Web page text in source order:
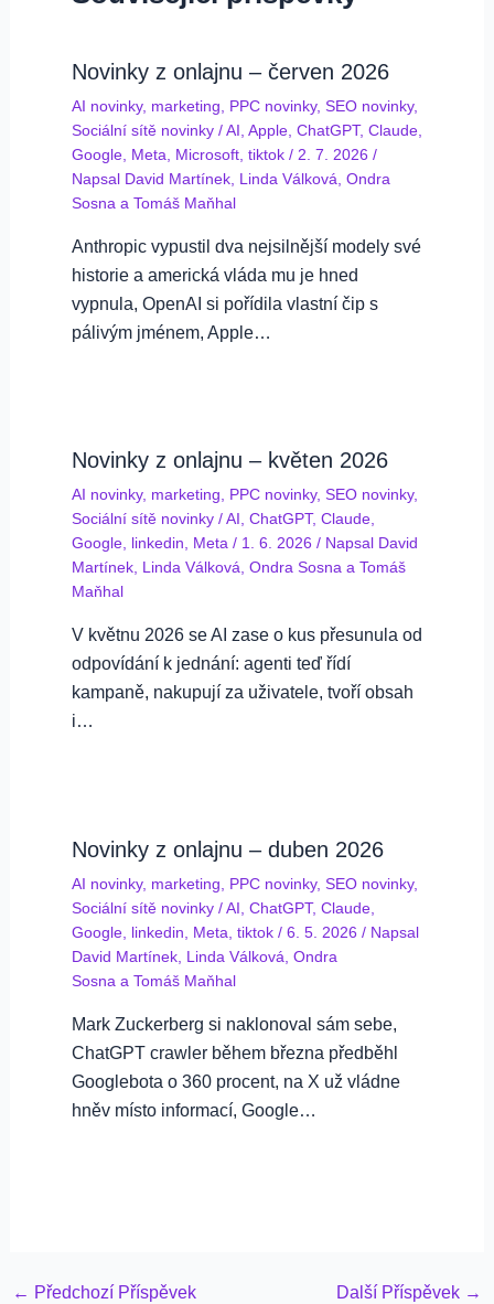
Novinky z onlajnu – červen 2026
AI novinky, marketing PPC novinky, SEO novinky,
Sociální sítě novinky/AI Apple, ChatGPT, Claude,
Google, Meta Microsoft, tiktok/ 2. 7. 2026 /
Napsal David Martínek, Linda Válková Ondra
Sosna a Tomáš Maňhal
Anthropic vypustil dva nejsilnější modely své
historie a americká vláda mu je hned
vypnula, OpenAI si pořídila vlastní čip s
pálivým jménem, Apple…
Novinky z onlajnu – květen 2026
AI novinky, marketing, PPC novinky, SEO novinky,
Sociální sítě novinky/AI, ChatGPT, Claude,
Google, linkedin, Meta/ 1. 6. 2026 / Napsal David
Martínek, Linda Válková, Ondra Sosnaa Tomáš
Maňhal
V květnu 2026 se AI zase o kus přesunula od
odpovídání k jednání: agenti teď řídí
kampaně, nakupují za uživatele, tvoří obsah
i…
Novinky z onlajnu – duben 2026
AI novinky, marketing PPC novinky, SEO novinky,
Sociální sítě novinky/AI ChatGPT, Claude,
Google, linkedin Meta tiktok/ 6. 5. 2026 / Napsal
David Martínek, Linda Válková Ondra
Sosna a Tomáš Maňhal
Mark Zuckerberg si naklonoval sám sebe,
ChatGPT crawler během března předběhl
Googlebota o 360 procent, na X už vládne
hněv místo informací, Google…
Post
← Předchozí Příspěvek Další Příspěvek →